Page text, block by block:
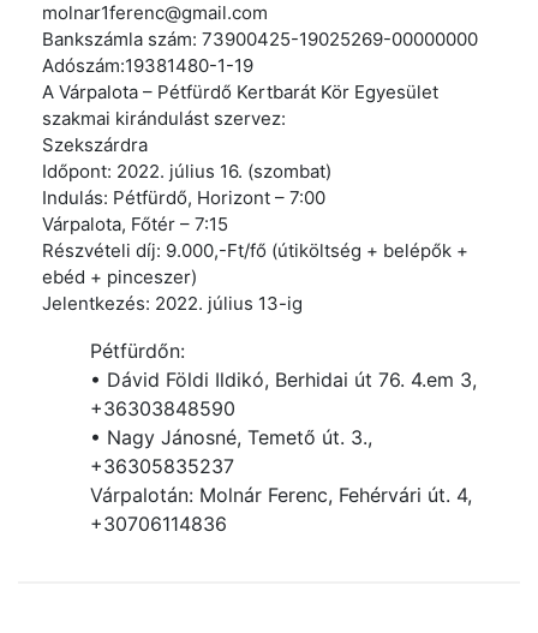
molnar1ferenc@gmail.com
Bankszámla szám: 73900425-19025269-00000000
Adószám:19381480-1-19
A Várpalota – Pétfürdő Kertbarát Kör Egyesület
szakmai kirándulást szervez:
Szekszárdra
Időpont: 2022. július 16. (szombat)
Indulás: Pétfürdő, Horizont – 7:00
Várpalota, Főtér – 7:15
Részvételi díj: 9.000,-Ft/fő (útiköltség + belépők +
ebéd + pinceszer)
Jelentkezés: 2022. július 13-ig
Pétfürdőn:
• Dávid Földi Ildikó, Berhidai út 76. 4.em 3,
+36303848590
• Nagy Jánosné, Temető út. 3.,
+36305835237
Várpalotán: Molnár Ferenc, Fehérvári út. 4,
+30706114836